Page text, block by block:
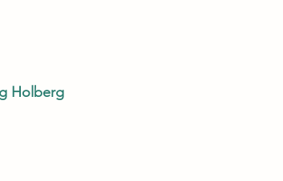
Holberg